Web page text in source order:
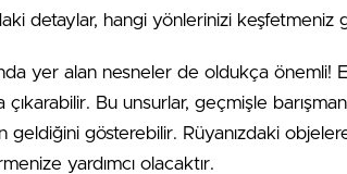
detaylar, hangi yönlerinizi
yer alan nesneler de oldukça önemli!
çıkarabilir. Bu unsurlar, geçmişle
geldiğini gösterebilir. Rüyanızdaki
yardımcı olacaktır.